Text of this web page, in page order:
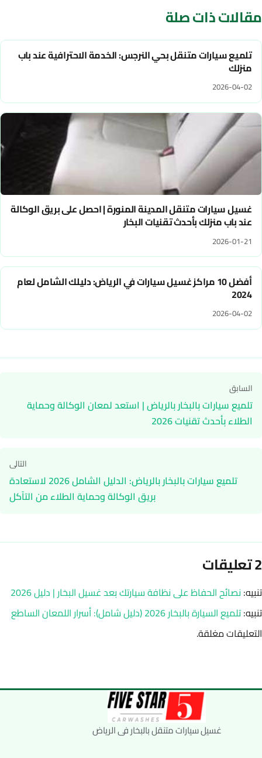
مقالات ذات صلة
تلميع سيارات متنقل بحي النرجس: الخدمة الاحترافية عند باب
منزلك
2026-04-02
غسيل سيارات متنقل المدينة المنورة | احصل على بريق الوكالة
عند باب منزلك بأحدث تقنيات البخار
2026-01-21
أفضل 10 مراكز غسيل سيارات في الرياض: دليلك الشامل لعام
2024
2026-04-02
تصفّح
المقالات
السابق
تلميع سيارات بالبخار بالرياض | استعد لمعان الوكالة وحماية
الطلاء بأحدث تقنيات 2026
التالى
تلميع سيارات بالبخار بالرياض: الدليل الشامل 2026 لاستعادة
بريق الوكالة وحماية الطلاء من التآكل
2 تعليقات
تنبيه: نصائح الحفاظ على نظافة سيارتك بعد غسيل البخار | دليل 2026
تنبيه:تلميع السيارة بالبخار 2026 (دليل شامل): أسرار اللمعان الساطع
التعليقات مغلقة.
غسيل سيارات متنقل بالبخار فى الرياض